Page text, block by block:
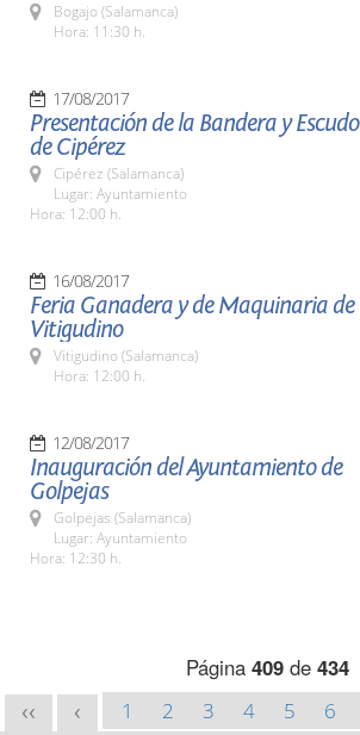
Bogajo (Salamanca)
Hora: 11:30 h.
17/08/2017
Presentación de la Bandera y Escudo
de Cipérez
Cipérez (Salamanca)
Lugar: Ayuntamiento
Hora: 12:00 h.
16/08/2017
Feria Ganadera y de Maquinaria de
Vitigudino
Vitigudino (Salamanca)
Hora: 12:00 h.
12/08/2017
Inauguración del Ayuntamiento de
Golpejas
Golpejas (Salamanca)
Lugar: Ayuntamiento
Hora: 12:30 h.
Página 409de 434
<< < 1 2 3 4 5 6